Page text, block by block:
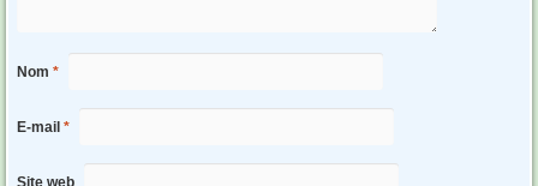
Nom *
E-mail *